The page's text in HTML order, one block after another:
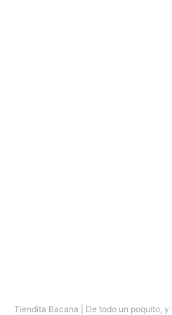
Tiendita Bacana | De todo un poquito,